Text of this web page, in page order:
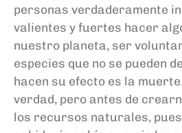
personas verdaderamente
valientes y fuertes hacer
nuestro planeta, ser
especies que no se pueden
hacen su efecto es la
verdad, pero antes de
los recursos naturales,